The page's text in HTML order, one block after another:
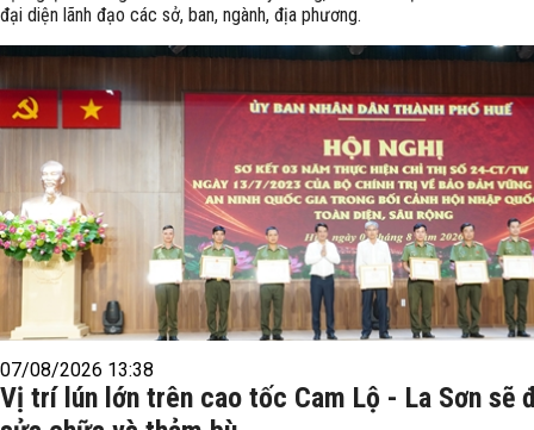
đại diện lãnh đạo các sở, ban, ngành, địa phương.
07/08/2026 13:38
Vị trí lún lớn trên cao tốc Cam Lộ - La Sơn sẽ